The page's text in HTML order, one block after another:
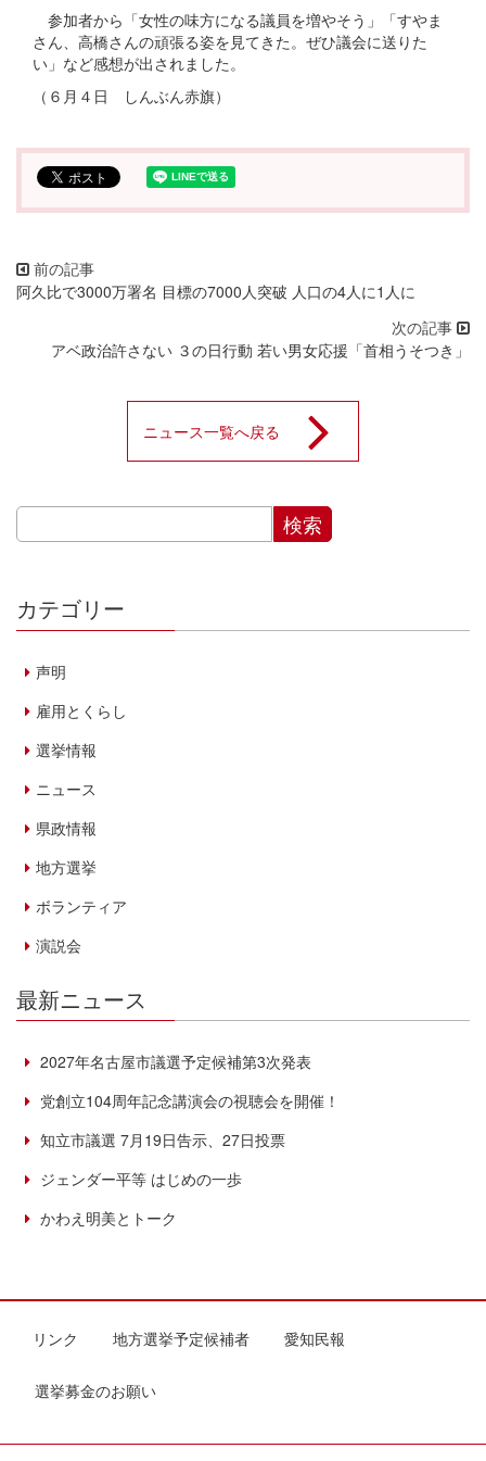
参加者から「女性の味方になる議員を増やそう」「すやま
さん、高橋さんの頑張る姿を見てきた。ぜひ議会に送りた
い」など感想が出されました。
（６月４日 しんぶん赤旗）
阿久比で3000万署名 目標の7000人突破 人口の4人に1人に
アベ政治許さない ３の日行動 若い男女応援「首相うそつき」
ニュース一覧へ戻る
カテゴリー
声明
雇用とくらし
選挙情報
ニュース
県政情報
地方選挙
ボランティア
演説会
最新ニュース
2027年名古屋市議選予定候補第3次発表
党創立104周年記念講演会の視聴会を開催！
知立市議選 7月19日告示、27日投票
ジェンダー平等 はじめの一歩
かわえ明美とトーク
リンク 地方選挙予定候補者 愛知民報
選挙募金のお願い